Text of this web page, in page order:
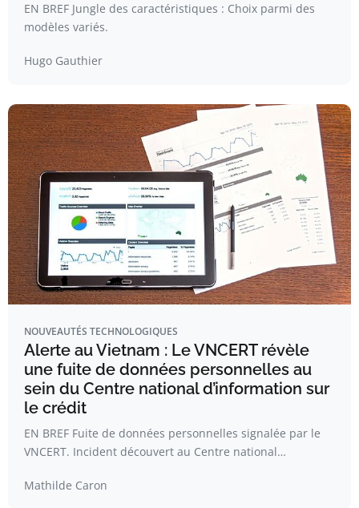
EN BREF Jungle des caractéristiques : Choix parmi des
modèles variés.
Hugo Gauthier
NOUVEAUTÉS TECHNOLOGIQUES
Alerte au Vietnam : Le VNCERT révèle
une fuite de données personnelles au
sein du Centre national d’information sur
le crédit
EN BREF Fuite de données personnelles signalée par le
VNCERT. Incident découvert au Centre national…
Mathilde Caron